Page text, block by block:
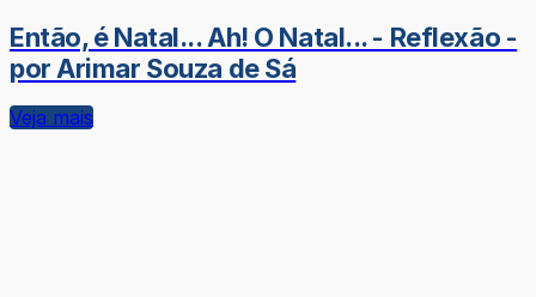
Então, é Natal... Ah! O Natal... - Reflexão -
por Arimar Souza de Sá
Veja mais